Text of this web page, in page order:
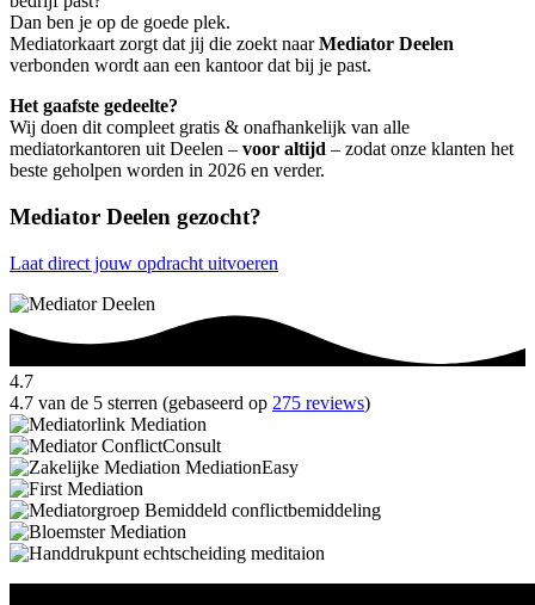
Dan ben je op de goede plek.
Mediatorkaart zorgt dat jij die zoekt naarMediator Deelen
verbonden wordt aan een kantoor dat bij je past.
Het gaafste gedeelte?
Wij doen dit compleet gratis & onafhankelijk van alle
mediatorkantoren uit Deelen – voor altijd – zodat onze klanten het
beste geholpen worden in 2026 en verder.
Mediator Deelen gezocht?
Laat direct jouw opdracht uitvoeren
4.7
4.7 van de 5 sterren (gebaseerd op 275 reviews)